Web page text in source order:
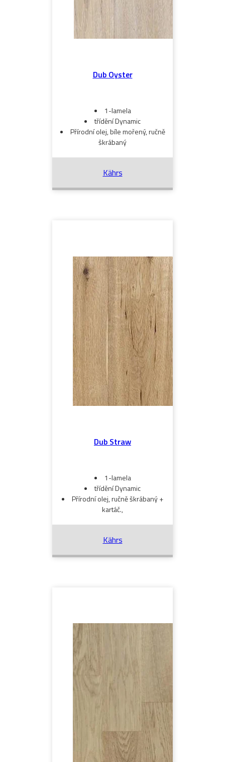
Dub Oyster
1-lamela
třídění Dynamic
Přírodní olej, bíle mořený, ručně
škrábaný
Kährs
Dub Straw
1-lamela
třídění Dynamic
Přírodní olej, ručně škrábaný +
kartáč.,
Kährs